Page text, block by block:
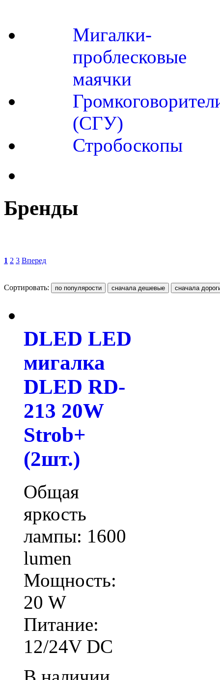
Мигалки-
проблесковые
маячки
(СГУ)
Стробоскопы
Бренды
1 2 3 Вперед
Сортировать:
DLED LED
мигалка
DLED RD-
213 20W
Strob+
(2шт.)
Общая
яркость
лампы: 1600
lumen
Мощность:
20 W
Питание:
12/24V DC